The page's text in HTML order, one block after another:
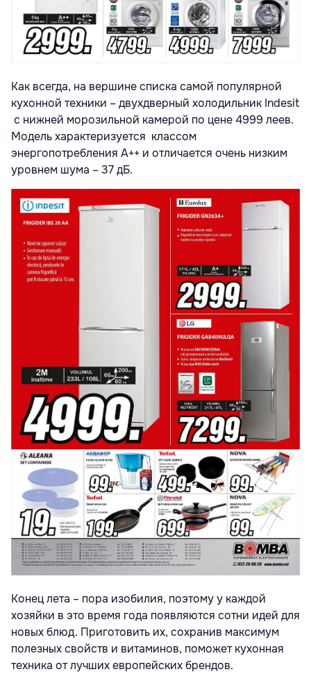
Как всегда, на вершине списка самой популярной
кухонной техники – двухдверный холодильник Indesit
с нижней морозильной камерой по цене 4999 леев.
Модель характеризуется классом
энергопотребления А++ и отличается очень низким
уровнем шума – 37 дБ.
Конец лета – пора изобилия, поэтому у каждой
хозяйки в это время года появляются сотни идей для
новых блюд. Приготовить их, сохранив максимум
полезных свойств и витаминов, поможет кухонная
техника от лучших европейских брендов.